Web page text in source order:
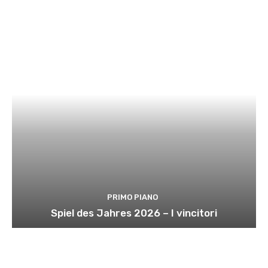
PRIMO PIANO
Spiel des Jahres 2026 – I vincitori